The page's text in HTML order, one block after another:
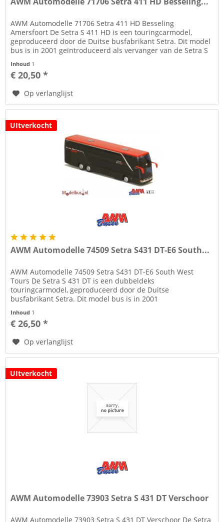
AWM Automodelle 71706 Setra 411 HD Besseling
Amersfoort De Setra S 411 HD is een touringcarmodel,
geproduceerd door de Duitse busfabrikant Setra. Dit model
bus is in 2001 geïntroduceerd als vervanger van de Setra S
Inhoud 1
€ 20,50 *
Op verlanglijst
UItverkocht
AWM Automodelle 74509 Setra S431 DT-E6 South...
AWM Automodelle 74509 Setra S431 DT-E6 South West
Tours De Setra S 431 DT is een dubbeldeks
touringcarmodel, geproduceerd door de Duitse
busfabrikant Setra. Dit model bus is in 2001
Inhoud 1
€ 26,50 *
Op verlanglijst
UItverkocht
AWM Automodelle 73903 Setra S 431 DT Verschoor
AWM Automodelle 73903 Setra S 431 DT Verschoor De Setra